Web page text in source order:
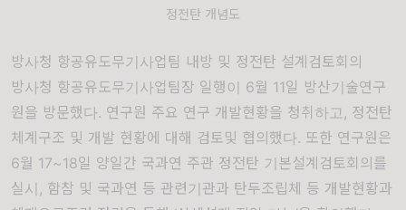
정전탄 개념도
방사청 항공유도무기사업팀 내방 및 정전탄 설계검토회의
방사청 항공유도무기사업팀장 일행이 6월 11일 방산기술연구
원을 방문했다. 연구원 주요 연구 개발현황을 청취하고, 정전탄
체계구조 및 개발 현황에 대해 검토및 협의했다. 또한 연구원은
6월 17~18일 양일간 국과연 주관 정전탄 기본설계검토회의를
실시, 함참 및 국과연 등 관련기관과 탄두조립체 등 개발현황과